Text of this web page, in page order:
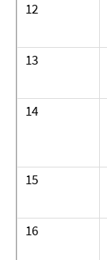
12
13
14
15
16